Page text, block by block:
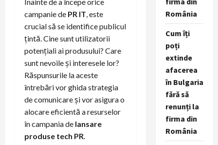
campanie de PR IT , este
crucial să se identifice publicul
țintă. Cine sunt utilizatorii
potențiali ai produsului? Care
sunt nevoile și interesele lor?
Răspunsurile la aceste
întrebări vor ghida strategia
de comunicare și vor asigura o
alocare eficientă a resurselor
în campania de lansare
produse tech PR
România
Cum îți
poți
extinde
afacerea
în Bulgaria
fără să
renunți la
firma din
România